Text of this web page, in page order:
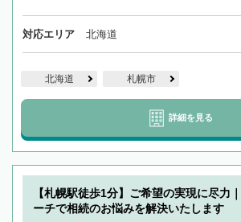
対応エリア 北海道
北海道 札幌市
詳細を見る
【札幌駅徒歩1分】ご希望の実現に尽力
ーチで相続のお悩みを解決いたします